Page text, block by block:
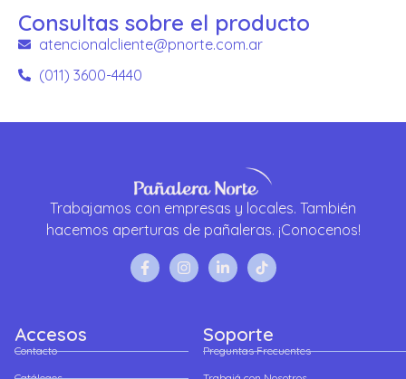
Consultas sobre el producto
atencionalcliente@pnorte.com.ar
(011) 3600-4440
Trabajamos con empresas y locales. También
hacemos aperturas de pañaleras. ¡Conocenos!
Accesos
Contacto
Soporte
Preguntas Frecuentes